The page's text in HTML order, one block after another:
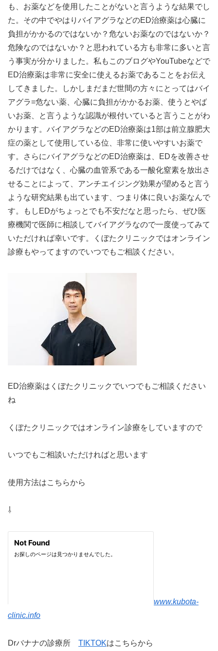
も、お薬などを使用したことがないと言うような結果でし
た。その中でやはりバイアグラなどのED治療薬は心臓に
負担がかかるのではないか？危ないお薬なのではないか？
危険なのではないか？と思われている方も非常に多いと言
う事実が分かりました。私もこのブログやYouTubeなどで
ED治療薬は非常に安全に使えるお薬であることをお伝え
してきました。しかしまだまだ世間の方々にとってはバイ
アグラ=危ない薬、心臓に負担がかかるお薬、使うとやば
いお薬、と言うような認識が根付いていると言うことがわ
かります。バイアグラなどのED治療薬は1部は前立腺肥大
症の薬として使用している位、非常に使いやすいお薬で
す。さらにバイアグラなどのED治療薬は、EDを改善させ
るだけではなく、心臓の血管系である一酸化窒素を放出さ
せることによって、アンチエイジング効果が望めると言う
ような研究結果も出ています、つまり体に良いお薬なんで
す。もしEDがちょっとでも不安だなと思ったら、ぜひ医
療機関で医師に相談してバイアグラなので一度使ってみて
いただければ幸いです。くぼたクリニックではオンライン
診療もやってますのでいつでもご相談ください。
ED治療薬はくぼたクリニックでいつでもご相談ください
ね
くぼたクリニックではオンライン診療をしていますので
いつでもご相談いただければと思います
使用方法はこちらから
⇩
www.kubota-
clinic.info
Drバナナの診療所 TIKTOKはこちらから